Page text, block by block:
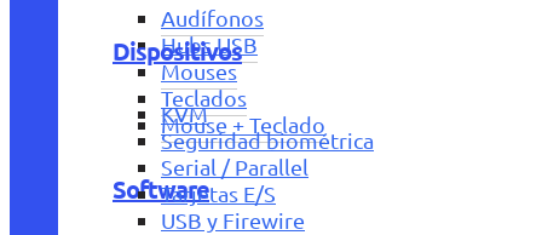
Audífonos
Hubs USB
Mouses
Teclados
Mouse + Teclado
Software
Dispositivos
KVM
Seguridad biométrica
Serial / Parallel
Tarjetas E/S
USB y Firewire